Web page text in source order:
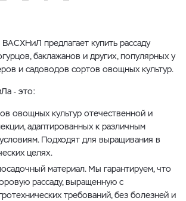
предлагает купить рассаду
баклажанов и других, популярных у
и садоводов сортов овощных культур.
- это:
овощных культур отечественной и
адаптированных к различным
Подходят для выращивания в
целях.
материал. Мы гарантируем, что
рассаду, выращенную с
требований, без болезней и